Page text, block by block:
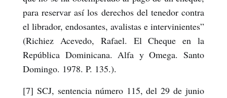
para reservar así los derechos del tenedor contra
el librador, endosantes, avalistas e intervinientes”
(Richiez Acevedo, Rafael. El Cheque en la
República Dominicana. Alfa y Omega. Santo
Domingo. 1978. P. 135.).
[7] SCJ, sentencia número 115, del 29 de junio